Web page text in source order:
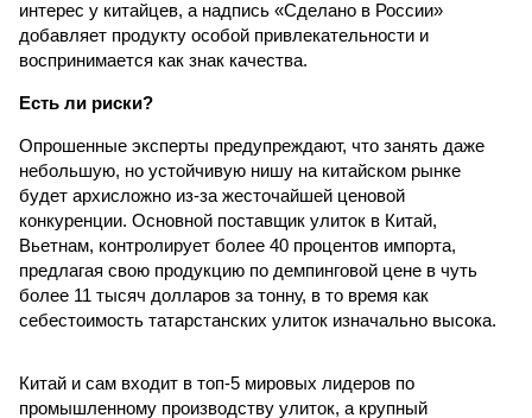
интерес у китайцев, а надпись «Сделано в России»
добавляет продукту особой привлекательности и
воспринимается как знак качества.
Есть ли риски?
Опрошенные эксперты предупреждают, что занять даже
небольшую, но устойчивую нишу на китайском рынке
будет архисложно из-за жесточайшей ценовой
конкуренции. Основной поставщик улиток в Китай,
Вьетнам, контролирует более 40 процентов импорта,
предлагая свою продукцию по демпинговой цене в чуть
более 11 тысяч долларов за тонну, в то время как
себестоимость татарстанских улиток изначально высока.
Китай и сам входит в топ-5 мировых лидеров по
промышленному производству улиток, а крупный